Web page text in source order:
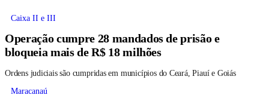
Caixa II e III
Operação cumpre 28 mandados de prisão e
bloqueia mais de R$ 18 milhões
Ordens judiciais são cumpridas em municípios do Ceará, Piauí e Goiás
Maracanaú